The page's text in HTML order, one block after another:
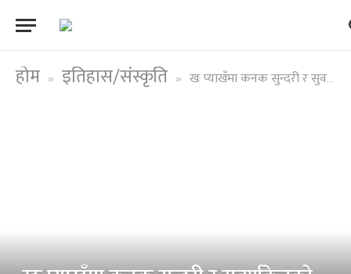
होम » इतिहास/संस्कृति » खः प्याखँमा कनक सुन्दरी र सुवर्णकेतुको कथा